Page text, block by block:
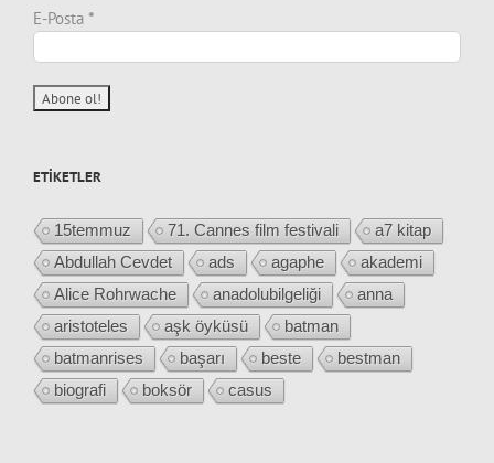
E-Posta *
ETIKETLER
15temmuz 71. Cannes film festivali
a7 kitap
Abdullah Cevdet
ads agaphe
akademi
Alice Rohrwache
anadolubilgeliği
anna
aristoteles
aşk öyküsü
batman
batmanrises
başarı beste
bestman
biografi
boksör casus